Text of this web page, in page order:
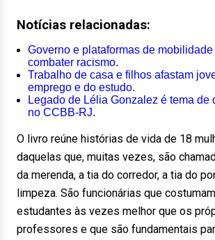
Notícias relacionadas:
Governo e plataformas de
combater racismo.
Trabalho de casa e filhos afastam
emprego e do estudo.
Legado de Lélia Gonzalez é tema de
no CCBB-RJ.
O livro reúne histórias de vida de 18
daquelas que, muitas vezes, são
da merenda, a tia do corredor, a tia do
limpeza. São funcionárias que
estudantes às vezes melhor que os
professores e que são fundamentais